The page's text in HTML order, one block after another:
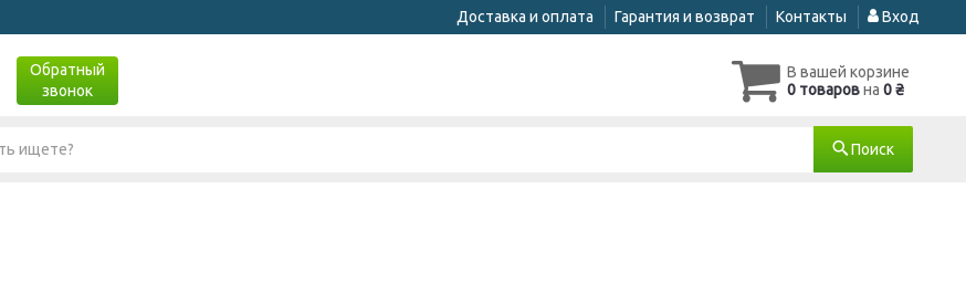
Доставка и оплата Гарантия и возврат Контакты Вход
Обратный
звонок
В вашей корзине
0 товаровна 0 ₴
Поиск